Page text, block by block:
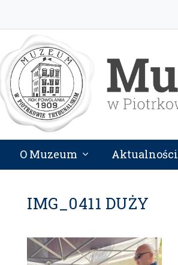
O Muzeum Aktualności
IMG_0411 DUŻY